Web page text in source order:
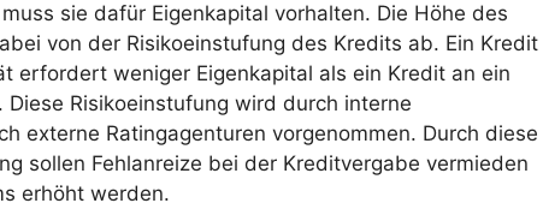
sie dafür Eigenkapital vorhalten. Die Höhe des
von der Risikoeinstufung des Kredits ab. Ein Kredit
erfordert weniger Eigenkapital als ein Kredit an ein
Risikoeinstufung wird durch interne
externe Ratingagenturen vorgenommen. Durch diese
sollen Fehlanreize bei der Kreditvergabe vermieden
erhöht werden.